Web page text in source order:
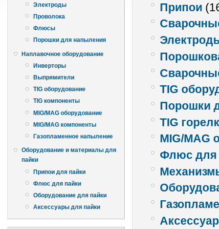
Электроды
Проволока
Флюсы
Порошки для напыления
Наплавочное оборудование
Инверторы
Выпрямители
TIG оборудование
TIG компоненты
MIG/MAG оборудование
MIG/MAG компоненты
Газопламенное напыление
Оборудование и материалы для
пайки
Припои для пайки
Флюс для пайки
Оборудование для пайки
Аксессуары для пайки
Припои
TIG
Порошки
TIG
MIG/MAG
Флюс для